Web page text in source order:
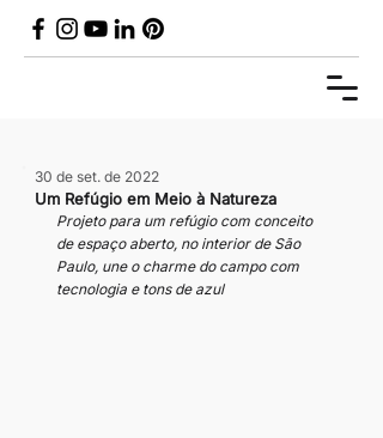
Um Refúgio em Meio à Natureza
30 de set. de 2022
Projeto para um refúgio com conceito
de espaço aberto, no interior de São
Paulo, une o charme do campo com
tecnologia e tons de azul